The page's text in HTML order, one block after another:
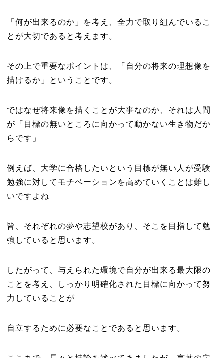
「何が出来るのか」を考え、全力で取り組んでいるこ
とが大切であると考えます。
その上で重要なポイントは、「自分の将来の理想像を
描けるか」ということです。
ではなぜ将来像を描くことが大事なのか、それは人間
が「目標の無いところに向かって動かない生き物だか
らです」
例えば、大学に合格したいという目標が無い人が受験
勉強に対してモチベーションを高めていくことは難し
いですよね
皆、それぞれの夢や志望校があり、そこを目指して勉
強していると思います。
したがって、与えられた環境で自分が出来る最大限の
ことを考え、しっかり明確化された目標に向かって努
力していることが
自立するために必要なことであると思います。